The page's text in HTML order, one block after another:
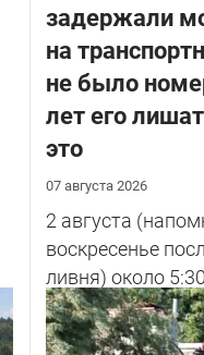
задержали
на
не было
лет его
это
07 августа 2026
2 августа
воскресенье
ливня) около
улице
у...